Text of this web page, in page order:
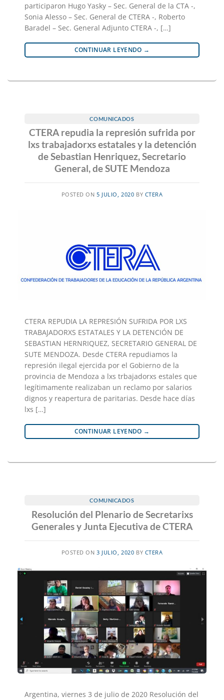
participaron Hugo Yasky – Sec. General de la CTA -,
Sonia Alesso – Sec. General de CTERA -, Roberto
Baradel – Sec. General Adjunto CTERA -, […]
CONTINUAR LEYENDO →
COMUNICADOS
CTERA repudia la represión sufrida por
lxs trabajadorxs estatales y la detención
de Sebastian Henriquez, Secretario
General, de SUTE Mendoza
POSTED ON5 JULIO, 2020 BY CTERA
CTERA REPUDIA LA REPRESIÓN SUFRIDA POR LXS
TRABAJADORXS ESTATALES Y LA DETENCIÓN DE
SEBASTIAN HERNRIQUEZ, SECRETARIO GENERAL DE
SUTE MENDOZA. Desde CTERA repudiamos la
represión ilegal ejercida por el Gobierno de la
provincia de Mendoza a lxs trbajadorxs estales que
legítimamente realizaban un reclamo por salarios
dignos y reapertura de paritarias. Desde hace días
lxs […]
CONTINUAR LEYENDO →
COMUNICADOS
Resolución del Plenario de Secretarixs
Generales y Junta Ejecutiva de CTERA
POSTED ON3 JULIO, 2020 BY CTERA
Argentina, viernes 3 de julio de 2020 Resolución del